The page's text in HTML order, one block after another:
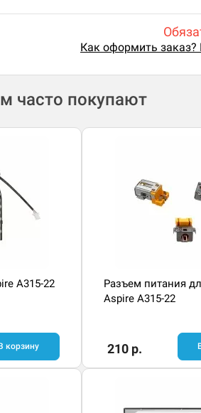
Как оформить заказ?
часто покупают
A315-22
корзину
Разъем питания
Aspire A315-22
210 р.